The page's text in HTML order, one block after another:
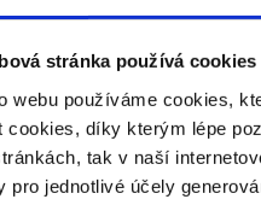
stránka používá cookies
webu používáme cookies,
cookies, díky kterým lépe
tak v naší
pro jednotlivé účely